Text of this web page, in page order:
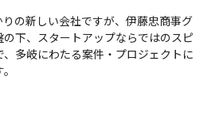
の新しい会社ですが、伊藤忠商事グ
下、スタートアップならではのスピ
多岐にわたる案件・プロジェクトに